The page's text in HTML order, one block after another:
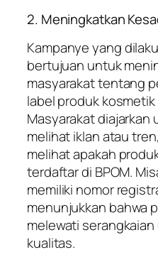
2. Meningkatkan
Kampanye yang
bertujuan untuk
masyarakat tentang
label produk
Masyarakat diajarkan
melihat iklan atau
melihat apakah
terdaftar di BPOM.
memiliki nomor
menunjukkan bahwa
melewati
kualitas.